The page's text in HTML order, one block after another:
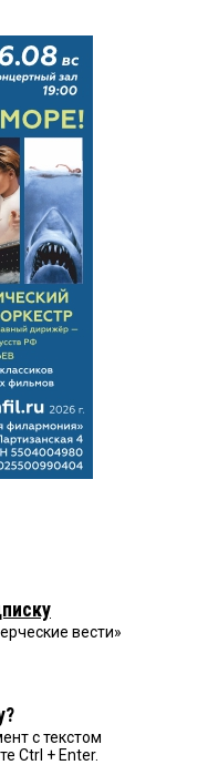
вести»
с текстом
Ctrl + Enter.